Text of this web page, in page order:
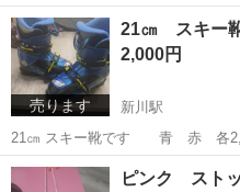
付き 焼却炉にも使用できるかも
物の元とは比べ物にならない位大
燃やしたい物など、沢山入れ...
北海道 札幌市 季
売ります
21㎝ スキー
2,000円
新川駅
21㎝ スキー靴です 青 赤 各
北海道 札幌市 新川駅 ス
ピンク スト